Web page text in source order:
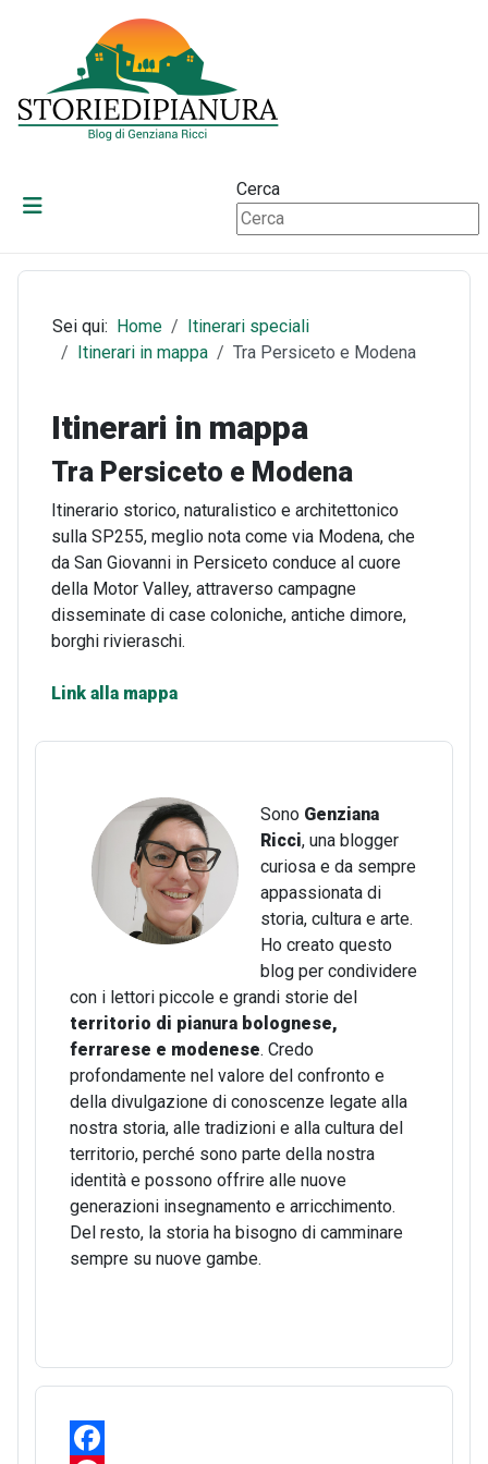
Cerca
Sei qui: Home
Itinerari speciali
Itinerari in mappa
Tra Persiceto e Modena
Itinerari in mappa
Tra Persiceto e Modena
Itinerario storico, naturalistico e architettonico
sulla SP255, meglio nota come via Modena, che
da San Giovanni in Persiceto conduce al cuore
della Motor Valley, attraverso campagne
disseminate di case coloniche, antiche dimore,
borghi rivieraschi.
Link alla mappa
Sono Genziana
Ricci, una blogger
curiosa e da sempre
appassionata di
storia, cultura e arte.
Ho creato questo
blog per condividere
con i lettori piccole e grandi storie del
territorio di pianura bolognese,
ferrarese e modenese. Credo
profondamente nel valore del confronto e
della divulgazione di conoscenze legate alla
nostra storia, alle tradizioni e alla cultura del
territorio, perché sono parte della nostra
identità e possono offrire alle nuove
generazioni insegnamento e arricchimento.
Del resto, la storia ha bisogno di camminare
sempre su nuove gambe.